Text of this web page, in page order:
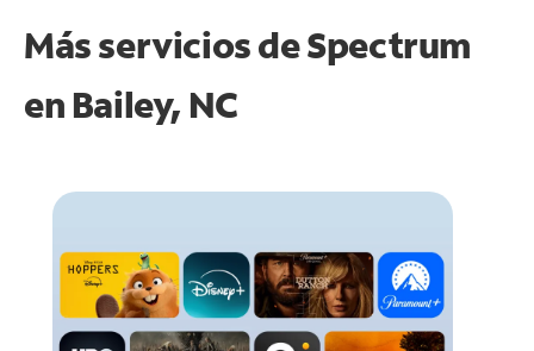
Más servicios de Spectrum
en Bailey, NC